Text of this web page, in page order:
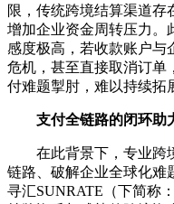
限，传统跨境结算渠道存
增加企业资金周转压力。
感度极高，若收款账户与
危机，甚至直接取消订单
付难题掣肘，难以持续拓
支付全链路的闭环助
在此背景下，专业跨
链路、破解企业全球化难
寻汇SUNRATE（下简称